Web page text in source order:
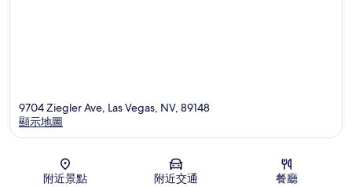
區
地圖
9704 Ziegler Ave, Las Vegas, NV, 89148
顯示地圖
附近景點 附近交通 餐廳